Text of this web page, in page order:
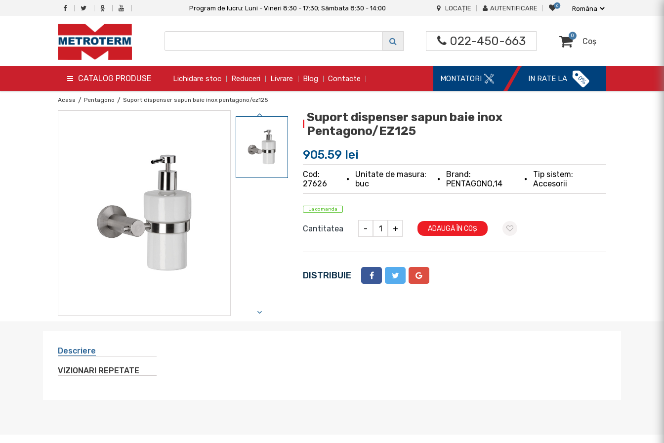
Program de lucru: Luni - Vineri 8:30 - 17:30; Sâmbata 8:30 - 14:00 LOCAȚIE AUTENTIFICARE 0
022-450-663 0
Coș
CATALOG PRODUSE
termo
instrumente
Lichidare stoc Reduceri Livrare Blog Contacte MONTATORI IN RATE LA 0%
Acasa / Pentagono / Suport dispenser sapun baie inox pentagono/ez125
Suport dispenser sapun baie inox
Pentagono/EZ125
905.59 lei
Cod:
27626
Unitate de masura:
buc
Brand:
PENTAGONO,14
Tip sistem:
Accesorii
La comanda
Cantitatea - + ADAUGĂ ÎN COȘ
DISTRIBUIE
Descriere
VIZIONARI REPETATE